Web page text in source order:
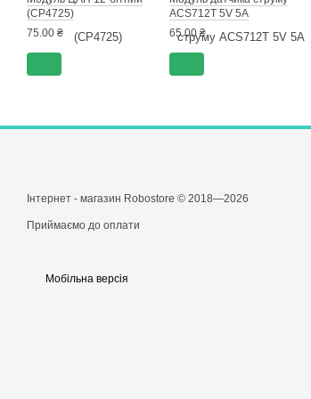
(СР4725)
75.00 ₴
ACS712T 5V 5A
65.00 ₴
Інтернет - магазин Robostore © 2018—2026
Приймаємо до оплати
Мобільна версія